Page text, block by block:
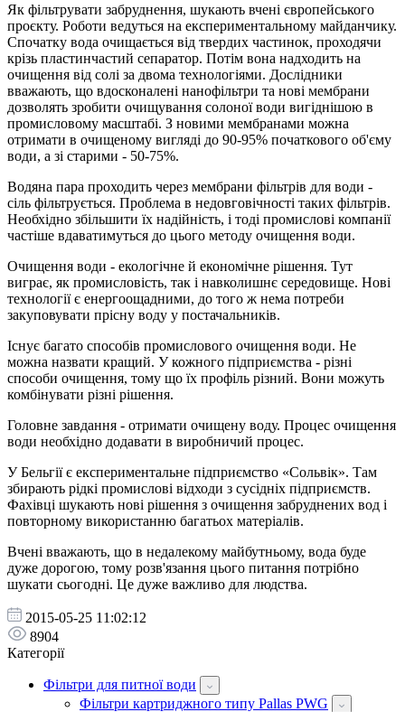
Як фільтрувати забруднення, шукають вчені європейського
проєкту. Роботи ведуться на експериментальному майданчику.
Спочатку вода очищається від твердих частинок, проходячи
крізь пластинчастий сепаратор. Потім вона надходить на
очищення від солі за двома технологіями. Дослідники
вважають, що вдосконалені нанофільтри та нові мембрани
дозволять зробити очищування солоної води вигіднішою в
промисловому масштабі. З новими мембранами можна
отримати в очищеному вигляді до 90-95% початкового об'єму
води, а зі старими - 50-75%.
Водяна пара проходить через мембрани фільтрів для води -
сіль фільтрується. Проблема в недовговічності таких фільтрів.
Необхідно збільшити їх надійність, і тоді промислові компанії
частіше вдаватимуться до цього методу очищення води.
Очищення води - екологічне й економічне рішення. Тут
виграє, як промисловість, так і навколишнє середовище. Нові
технології є енергоощадними, до того ж нема потреби
закуповувати прісну воду у постачальників.
Існує багато способів промислового очищення води. Не
можна назвати кращий. У кожного підприємства - різні
способи очищення, тому що їх профіль різний. Вони можуть
комбінувати різні рішення.
Головне завдання - отримати очищену воду. Процес очищення
води необхідно додавати в виробничий процес.
У Бельгії є експериментальне підприємство «Сольвік». Там
збирають рідкі промислові відходи з сусідніх підприємств.
Фахівці шукають нові рішення з очищення забруднених вод і
повторному використанню багатьох матеріалів.
Вчені вважають, що в недалекому майбутньому, вода буде
дуже дорогою, тому розв'язання цього питання потрібно
шукати сьогодні. Це дуже важливо для людства.
2015-05-25 11:02:12
8904
Категорії
Фільтри для питної води
Фільтри картриджного типу Pallas PWG